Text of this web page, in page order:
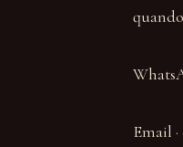
Email